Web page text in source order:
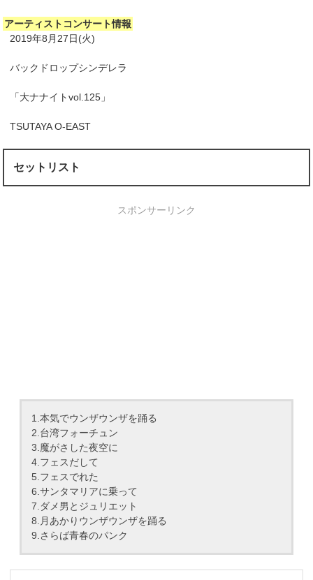
アーティストコンサート情報
2019年8月27日(火)
バックドロップシンデレラ
「大ナナイトvol.125」
TSUTAYA O-EAST
セットリスト
スポンサーリンク
1.本気でウンザウンザを踊る
2.台湾フォーチュン
3.魔がさした夜空に
4.フェスだして
5.フェスでれた
6.サンタマリアに乗って
7.ダメ男とジュリエット
8.月あかりウンザウンザを踊る
9.さらば青春のパンク